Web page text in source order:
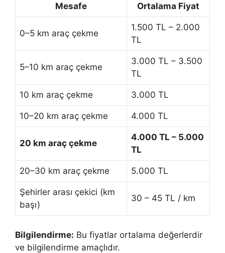
Mesafe Ortalama Fiyat
0–5 km araç çekme
1.500 TL – 2.000
TL
5–10 km araç çekme
3.000 TL – 3.500
TL
10 km araç çekme 3.000 TL
10–20 km araç çekme 4.000 TL
20 km araç çekme
4.000 TL – 5.000
TL
20–30 km araç çekme 5.000 TL
Şehirler arası çekici (km
başı)
30 – 45 TL / km
Bilgilendirme: Bu fiyatlar ortalama değerlerdir
ve bilgilendirme amaçlıdır.